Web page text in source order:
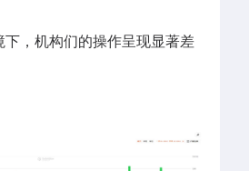
，机构们的操作呈现显著差